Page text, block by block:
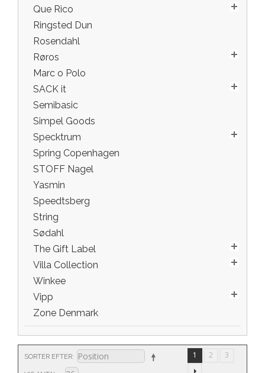
Que Rico
Ringsted Dun
Rosendahl
Røros
Marc o Polo
SACK it
Semibasic
Simpel Goods
Specktrum
Spring Copenhagen
STOFF Nagel
Yasmin
Speedtsberg
String
Sødahl
The Gift Label
Villa Collection
Winkee
Vipp
Zone Denmark
SORTER EFTER 1 2 3